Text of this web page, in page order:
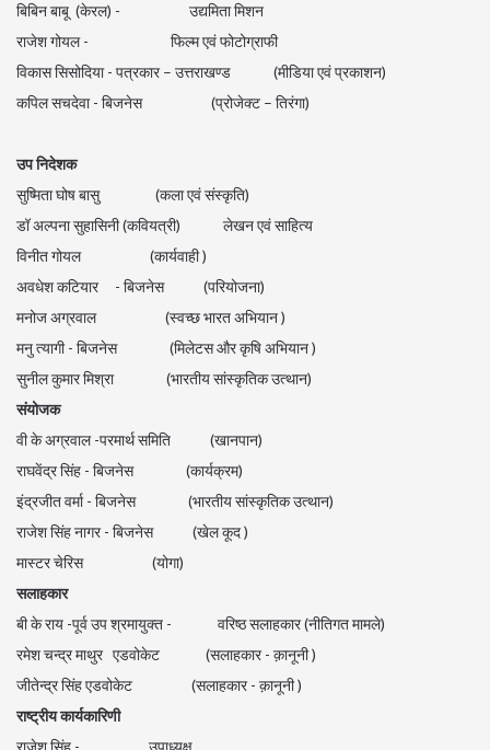
बिबिन बाबू (केरल) - उद्यमिता मिशन
राजेश गोयल - फिल्म एवं फोटोग्राफी
विकास सिसोदिया - पत्रकार – उत्तराखण्ड (मीडिया एवं प्रकाशन)
कपिल सचदेवा - बिजनेस (प्रोजेक्ट – तिरंगा)
उप निदेशक
सुष्मिता घोष बासु (कला एवं संस्कृति)
डॉ अल्पना सुहासिनी (कवियत्री) लेखन एवं साहित्य
विनीत गोयल (कार्यवाही )
अवधेश कटियार - बिजनेस (परियोजना)
मनोज अग्रवाल (स्वच्छ भारत अभियान )
मनु त्यागी - बिजनेस (मिलेटस और कृषि अभियान )
सुनील कुमार मिश्रा (भारतीय सांस्कृतिक उत्थान)
संयोजक
वी के अग्रवाल -परमार्थ समिति (खानपान)
राघवेंद्र सिंह - बिजनेस (कार्यक्रम)
इंद्रजीत वर्मा - बिजनेस (भारतीय सांस्कृतिक उत्थान)
राजेश सिंह नागर - बिजनेस (खेल कूद )
मास्टर चेरिस (योगा)
सलाहकार
बी के राय -पूर्व उप श्रमायुक्त - वरिष्ठ सलाहकार (नीतिगत मामले)
रमेश चन्द्र माथुर एडवोकेट (सलाहकार - क़ानूनी )
जीतेन्द्र सिंह एडवोकेट (सलाहकार - क़ानूनी )
राष्ट्रीय कार्यकारिणी